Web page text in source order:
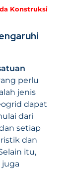
Konstruksi
perlu
jenis
dapat
dari
setiap
dan
itu,